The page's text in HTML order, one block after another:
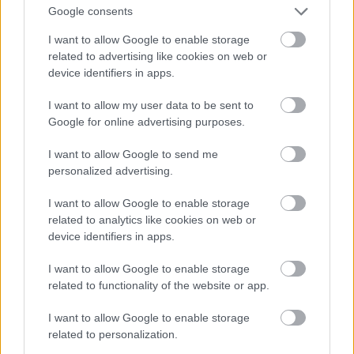
Google consents
I want to allow Google to enable storage
related to advertising like cookies on web or
device identifiers in apps.
I want to allow my user data to be sent to
Google for online advertising purposes.
I want to allow Google to send me
personalized advertising.
I want to allow Google to enable storage
related to analytics like cookies on web or
device identifiers in apps.
I want to allow Google to enable storage
related to functionality of the website or app.
I want to allow Google to enable storage
related to personalization.
V času veljavnosti izvajanja povelja je bilo zgrajenih
deset rajonov za bataljone in štiri polkovna
poveljstva. Stalna nastanitev v taboru je bila
ukinjena. Če je katera enota zapustila območje
poveljniku tabora. Častniki so morali ob takšnih
priložnostih svoje osebne predmete predati v ločena
predajo očiščena.